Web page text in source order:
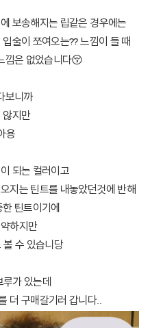
보송해지는 립같은 경우에는
술이 쪼여오는?? 느낌이 들 때
낌은 없었습니다😚
보니까
않지만
용
되는 컬러이고
지는 틴트를 내놓았던것에 반해
틴트이기에
하지만
볼 수 있습니당
가 있는데
더 구매갈기러 갑니다..